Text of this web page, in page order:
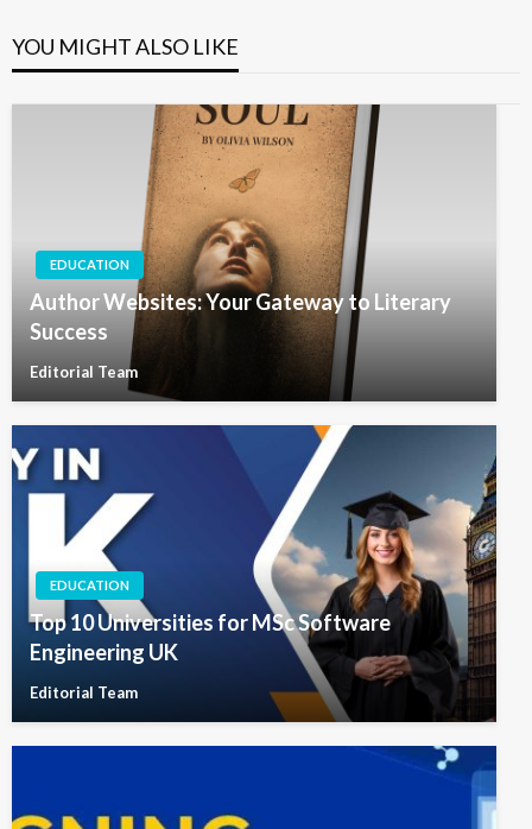
YOU MIGHT ALSO LIKE
EDUCATION
Author Websites: Your Gateway to Literary
Success
Editorial Team
EDUCATION
Top 10 Universities for MSc Software
Engineering UK
Editorial Team